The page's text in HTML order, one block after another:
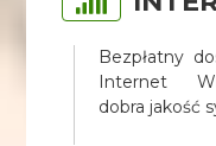
Bezpłatny
Internet
dobra jakość